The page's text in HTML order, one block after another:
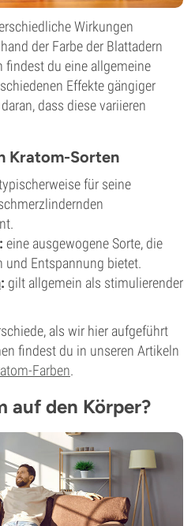
Wirkungen
der Farbe der Blattadern
findest du eine allgemeine
Effekte gängiger
dass diese variieren
Kratom-Sorten
für seine
: eine ausgewogene Sorte, die
und Entspannung bietet.
: gilt allgemein als stimulierender
als wir hier aufgeführt
findest du in unseren Artikeln
Farben.
auf den Körper?